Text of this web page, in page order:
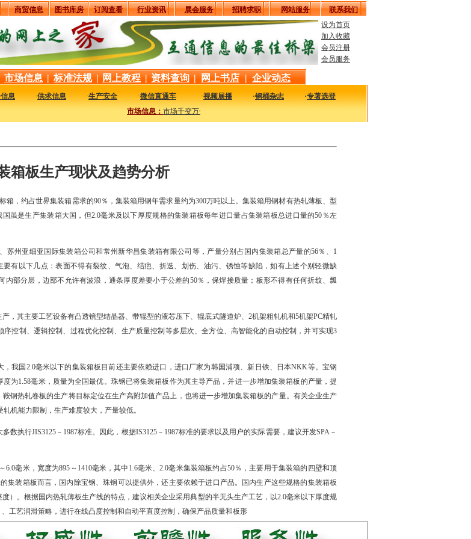
商贸信息 图书库房 订阅查看 行业资讯 展会服务 招聘求职 网站服务
联系我们
设为首页
加入收藏
会员注册
会员服务
市场信息 | 标准法规 | 网上教程 | 资料查询 | 网上书店 | 企业动态
息 ·供求信息 ·生产安全 ·微信直通车 ·视频展播 ·钢桶杂志 ·专著选登
市场信息：市场千变万化，有时您可能会感到迷茫。在这里，我们给您提供最新最实用的市场相关信息，是
箱板生产现状及趋势分析
箱，约占世界集装箱需求的90％，集装箱用钢年需求量约为300万吨以上。集装箱用钢材有热轧薄板、型
虽是生产集装箱大国，但2.0毫米及以下厚度规格的集装箱板每年进口量占集装箱板总进口量的50％左
苏州亚细亚国际集装箱公司和常州新华昌集装箱有限公司等，产量分别占国内集装箱总产量的56％、1
有以下几点：表面不得有裂纹、气泡、结疤、折迭、划伤、油污、锈蚀等缺陷，如有上述个别轻微缺
部分层，边部不允许有波浪，通条厚度差要小于公差的50％，保焊接质量；板形不得有任何折纹、瓢
，其主要工艺设备有凸透镜型结晶器、带辊型的液芯压下、辊底式隧道炉、2机架粗轧机和5机架PC精轧
控制、逻辑控制、过程优化控制、生产质量控制等多层次、全方位、高智能化的自动控制，并可实现3
我国2.0毫米以下的集装箱板目前还主要依赖进口，进口厂家为韩国浦项、新日铁、日本NKK等。宝钢
为1.58毫米，质量为全国最优。珠钢已将集装箱板作为其主导产品，并进一步增加集装箱板的产量，提
钢热轧卷板的生产将目标定位在生产高附加值产品上，也将进一步增加集装箱板的产量。有关企业生产
机能力限制，生产难度较大，产量较低。
数执行JIS3125－1987标准。因此，根据IS3125－1987标准的要求以及用户的实际需要，建议开发SPA－
毫米，宽度为895～1410毫米，其中1.6毫米、2.0毫米集装箱板约占50％，主要用于集装箱的四壁和顶
集装箱板而言，国内除宝钢、珠钢可以提供外，还主要依赖于进口产品。国内生产这些规格的集装箱板
）。根据国内热轧薄板生产线的特点，建议相关企业采用典型的半无头生产工艺，以2.0毫米以下厚度规
工艺润滑策略，进行在线凸度控制和自动平直度控制，确保产品质量和板形